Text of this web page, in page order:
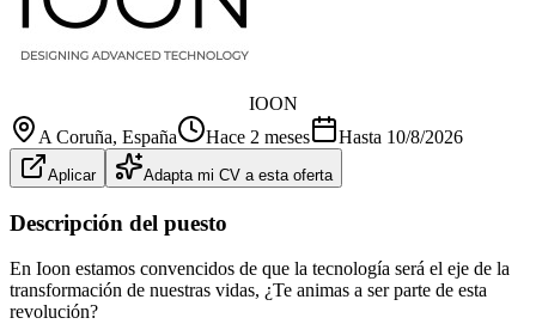
IOON
A Coruña, España Hace 2 meses Hasta 10/8/2026
Aplicar Adapta mi CV a esta oferta
Descripción del puesto
En Ioon estamos convencidos de que la tecnología será el eje de la
transformación de nuestras vidas, ¿Te animas a ser parte de esta
revolución?